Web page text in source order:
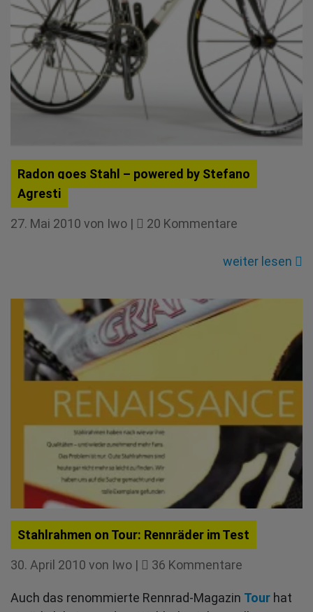
Radon goes Stahl – powered by Stefano
Agresti
27. Mai 2010 von Iwo | 20 Kommentare
goes
–
Stefano
Agresti
weiter lesen
Stahlrahmen on Tour: Rennräder im Test
30. April 2010 von Iwo | 36 Kommentare
on
Auch das renommierte Rennrad-Magazin Tour hat